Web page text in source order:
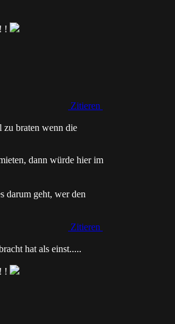
!
Zitieren
zu braten wenn die
dann würde hier im
darum geht, wer den
Zitieren
hat als einst.....
!